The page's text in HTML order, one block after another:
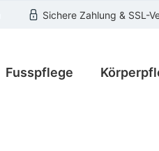
Sichere Zahlung & SSL-
Fusspflege